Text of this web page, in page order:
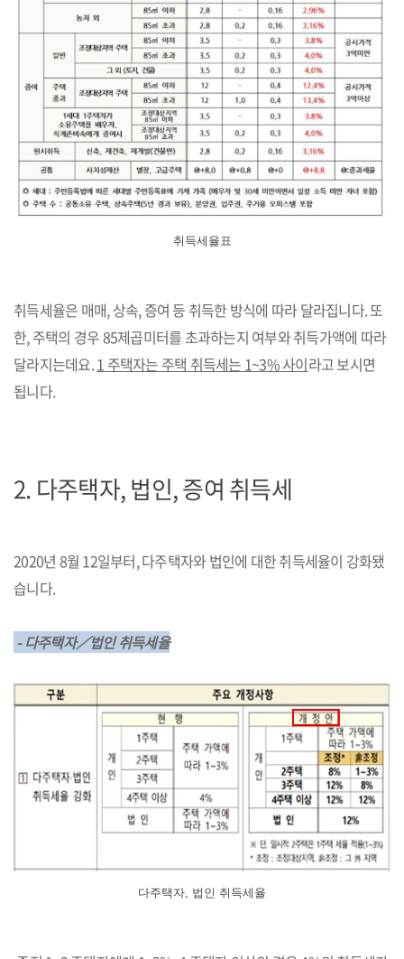
취득세율표
취득세율은 매매, 상속, 증여 등 취득한 방식에 따라 달라집니다. 또
한, 주택의 경우 85제곱미터를 초과하는지 여부와 취득가액에 따라
달라지는데요.1 주택자는 주택 취득세는 1~3% 사이라고 보시면
됩니다.
2. 다주택자, 법인, 증여 취득세
2020년 8월 12일부터, 다주택자와 법인에 대한 취득세율이 강화됐
습니다.
- 다주택자／법인 취득세율
다주택자, 법인 취득세율